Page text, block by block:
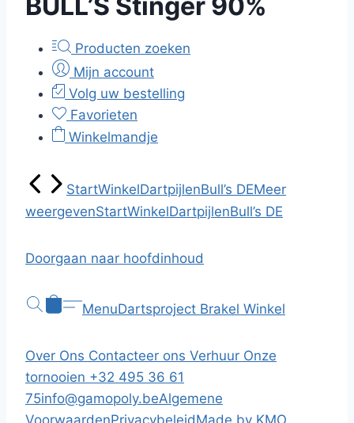
Producten zoeken
Mijn account
Volg uw bestelling
Favorieten
Winkelmandje
StartWinkelDartpijlenBull’s DEMeer
weergevenStartWinkelDartpijlenBull’s DE
Doorgaan naar hoofdinhoud
MenuDartsproject Brakel Winkel
Over Ons Contacteer ons Verhuur Onze
tornooien +32 495 36 61
75info@gamopoly.beAlgemene
VoorwaardenPrivacybeleidMade by KMO